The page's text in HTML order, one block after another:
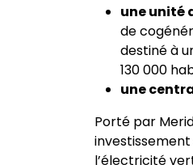
une unité
de
destiné à
130 000
une
Porté par
l’électricité